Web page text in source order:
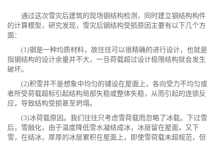
通过这次雪灾后建筑的现场钢结构检测，同时建立钢结构构件
的计算模型，研究发现，雪灾后钢结构受损原因主要有以下几个方
面：
(1)钢是一种均质材料，故往往可以很精确的进行设计，也就是
指钢结构的设计余量并不大，一旦荷载超过设计极限结构就会发生
破坏。
(2)积雪并不是想象中均匀的铺设在屋面上，各向受力不均匀或
者所受荷载超标引起结构局部失稳或整体失稳，从而引起的连锁反
应，导致结构受损甚至坍塌。
(3)冰荷载原因。我们往往只考虑雪荷载而忽略了冰载。下过雪
后，雪融化，由于温度降低雪水凝结成冰，冰层留在屋面，又下
雪，在结冰，厚厚的冰层累积在屋面上，即使雪荷载未超规范，但